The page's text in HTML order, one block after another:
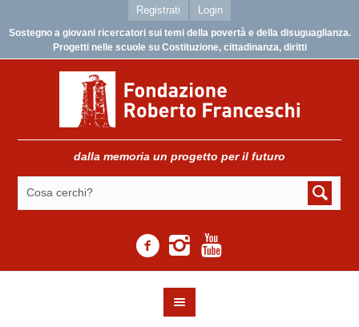
Registrati Login
Sostegno a giovani ricercatori sui temi della povertà e della disuguaglianza.
Progetti nelle scuole su Costituzione, cittadinanza, diritti
dalla memoria un progetto per il futuro